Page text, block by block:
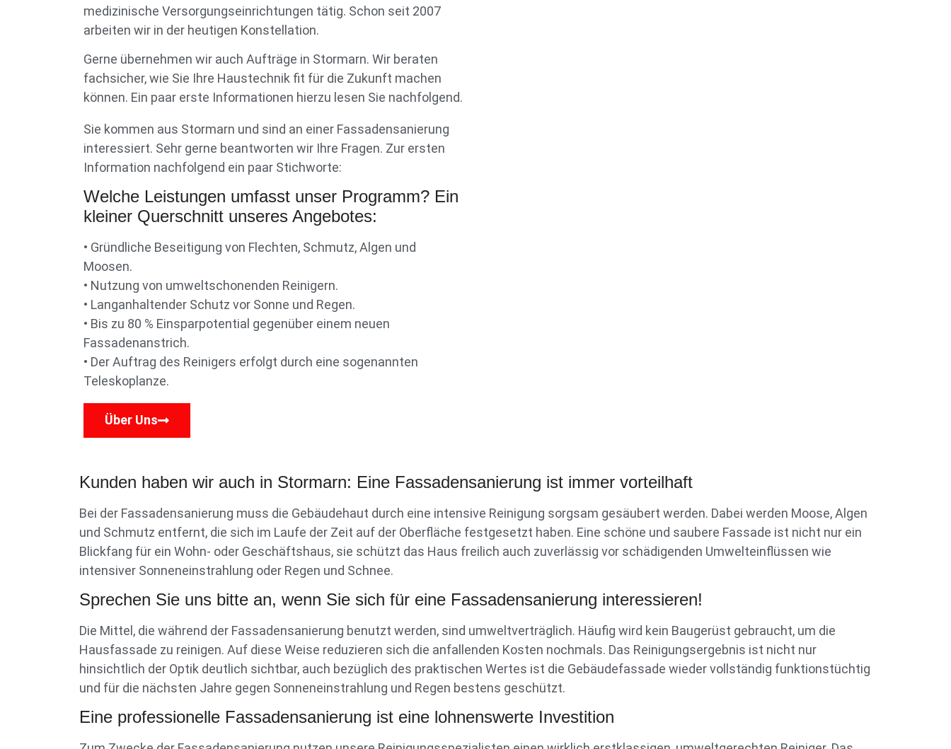
medizinische Versorgungseinrichtungen tätig. Schon seit 2007
arbeiten wir in der heutigen Konstellation.
Gerne übernehmen wir auch Aufträge in Stormarn. Wir beraten
fachsicher, wie Sie Ihre Haustechnik fit für die Zukunft machen
können. Ein paar erste Informationen hierzu lesen Sie nachfolgend.
Sie kommen aus Stormarn und sind an einer Fassadensanierung
interessiert. Sehr gerne beantworten wir Ihre Fragen. Zur ersten
Information nachfolgend ein paar Stichworte:
Welche Leistungen umfasst unser Programm? Ein
kleiner Querschnitt unseres Angebotes:
• Gründliche Beseitigung von Flechten, Schmutz, Algen und
Moosen.
• Nutzung von umweltschonenden Reinigern.
• Langanhaltender Schutz vor Sonne und Regen.
• Bis zu 80 % Einsparpotential gegenüber einem neuen
Fassadenanstrich.
• Der Auftrag des Reinigers erfolgt durch eine sogenannten
Teleskoplanze.
Über Uns
Kunden haben wir auch in Stormarn: Eine Fassadensanierung ist immer vorteilhaft
Bei der Fassadensanierung muss die Gebäudehaut durch eine intensive Reinigung sorgsam gesäubert werden. Dabei werden Moose, Algen
und Schmutz entfernt, die sich im Laufe der Zeit auf der Oberfläche festgesetzt haben. Eine schöne und saubere Fassade ist nicht nur ein
Blickfang für ein Wohn- oder Geschäftshaus, sie schützt das Haus freilich auch zuverlässig vor schädigenden Umwelteinflüssen wie
intensiver Sonneneinstrahlung oder Regen und Schnee.
Sprechen Sie uns bitte an, wenn Sie sich für eine Fassadensanierung interessieren!
Die Mittel, die während der Fassadensanierung benutzt werden, sind umweltverträglich. Häufig wird kein Baugerüst gebraucht, um die
Hausfassade zu reinigen. Auf diese Weise reduzieren sich die anfallenden Kosten nochmals. Das Reinigungsergebnis ist nicht nur
hinsichtlich der Optik deutlich sichtbar, auch bezüglich des praktischen Wertes ist die Gebäudefassade wieder vollständig funktionstüchtig
und für die nächsten Jahre gegen Sonneneinstrahlung und Regen bestens geschützt.
Eine professionelle Fassadensanierung ist eine lohnenswerte Investition